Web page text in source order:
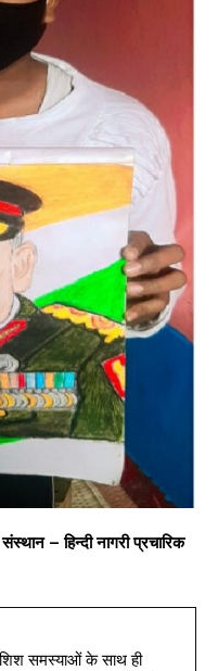
– हिन्दी नागरी प्रचारिक
समस्याओं के साथ ही